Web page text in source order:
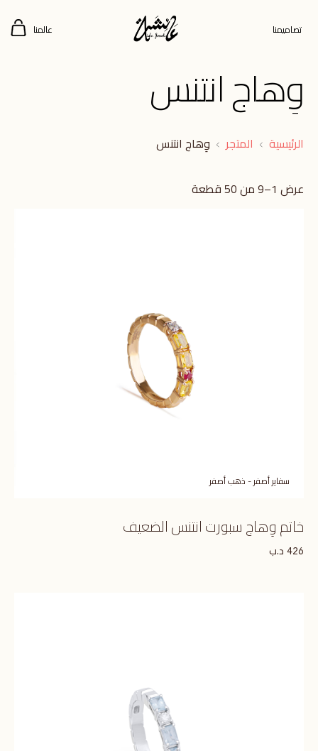
تصاميمنا عالمنا
وِهاج انتنس
الرئيسية المتجر وِهاج انتنس
عرض 1–9 من 50 قطعة
سفاير أصفر - ذهب أصفر
خاتم وِهاج سبورت انتنس الضعيف
426 د.ب